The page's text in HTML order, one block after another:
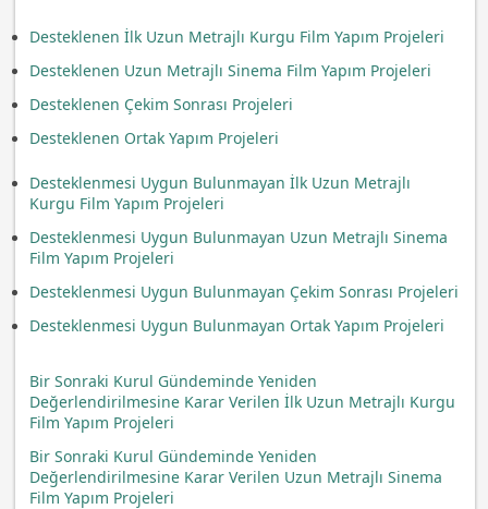
Desteklenen İlk Uzun Metrajlı Kurgu Film Yapım Projeleri
Desteklenen Uzun Metrajlı Sinema Film Yapım Projeleri
Desteklenen Çekim Sonrası Projeleri
Desteklenen Ortak Yapım Projeleri
Desteklenmesi Uygun Bulunmayan İlk Uzun Metrajlı
Kurgu Film Yapım Projeleri
Desteklenmesi Uygun Bulunmayan Uzun Metrajlı Sinema
Film Yapım Projeleri
Desteklenmesi Uygun Bulunmayan Çekim Sonrası Projeleri
Desteklenmesi Uygun Bulunmayan Ortak Yapım Projeleri
Bir Sonraki Kurul Gündeminde Yeniden
Değerlendirilmesine Karar Verilen İlk Uzun Metrajlı Kurgu
Film Yapım Projeleri
Bir Sonraki Kurul Gündeminde Yeniden
Değerlendirilmesine Karar Verilen Uzun Metrajlı Sinema
Film Yapım Projeleri